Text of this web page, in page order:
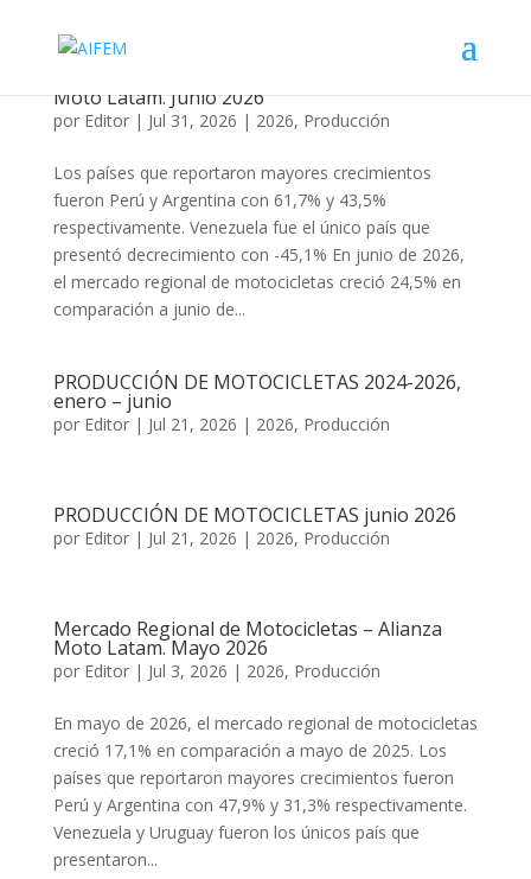
Moto Latam. Junio 2026
por Editor| Jul 31, 2026 | 2026, Producción
Los países que reportaron mayores crecimientos
fueron Perú y Argentina con 61,7% y 43,5%
respectivamente. Venezuela fue el único país que
presentó decrecimiento con -45,1% En junio de 2026,
el mercado regional de motocicletas creció 24,5% en
comparación a junio de...
PRODUCCIÓN DE MOTOCICLETAS 2024-2026,
enero – junio
por Editor| Jul 21, 2026 | 2026, Producción
PRODUCCIÓN DE MOTOCICLETAS junio 2026
por Editor| Jul 21, 2026 | 2026, Producción
Mercado Regional de Motocicletas – Alianza
Moto Latam. Mayo 2026
por Editor| Jul 3, 2026 | 2026, Producción
En mayo de 2026, el mercado regional de motocicletas
creció 17,1% en comparación a mayo de 2025. Los
países que reportaron mayores crecimientos fueron
Perú y Argentina con 47,9% y 31,3% respectivamente.
Venezuela y Uruguay fueron los únicos país que
presentaron...